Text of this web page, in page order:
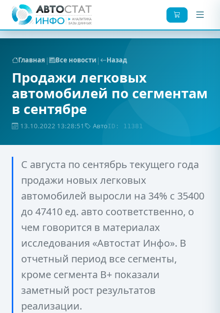
Главная | Все новости| Назад
Продажи легковых
автомобилей по сегментам
в сентябре
13.10.2022 13:28:51 АвтоID: 11381
С августа по сентябрь текущего года
продажи новых легковых
автомобилей выросли на 34% с 35400
до 47410 ед. авто соответственно, о
чем говорится в материалах
исследования «Автостат Инфо». В
отчетный период все сегменты,
кроме сегмента B+ показали
заметный рост результатов
реализации.